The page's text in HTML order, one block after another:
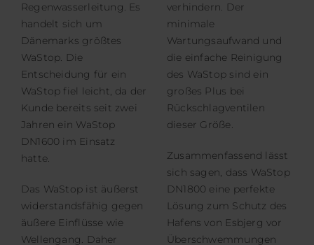
Regenwasserleitung. Es
handelt sich um
Dänemarks größtes
WaStop. Die
Entscheidung für ein
WaStop fiel leicht, da der
Kunde bereits seit zwei
Jahren ein WaStop
DN1600 im Einsatz
hatte.
Das WaStop ist äußerst
widerstandsfähig gegen
äußere Einflüsse wie
Wellengang. Daher
verhindern. Der
minimale
Wartungsaufwand und
die einfache Reinigung
des WaStop sind ein
großes Plus bei
Rückschlagventilen
dieser Größe.
Zusammenfassend lässt
sich sagen, dass WaStop
DN1800 eine perfekte
Lösung zum Schutz des
Hafens von Esbjerg vor
Überschwemmungen